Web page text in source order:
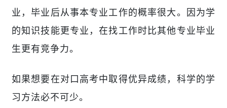
业，毕业后从事本专业工作的概率很大。因为学
的知识技能更专业，在找工作时比其他专业毕业
生更有竞争力。
如果想要在对口高考中取得优异成绩，科学的学
习方法必不可少。